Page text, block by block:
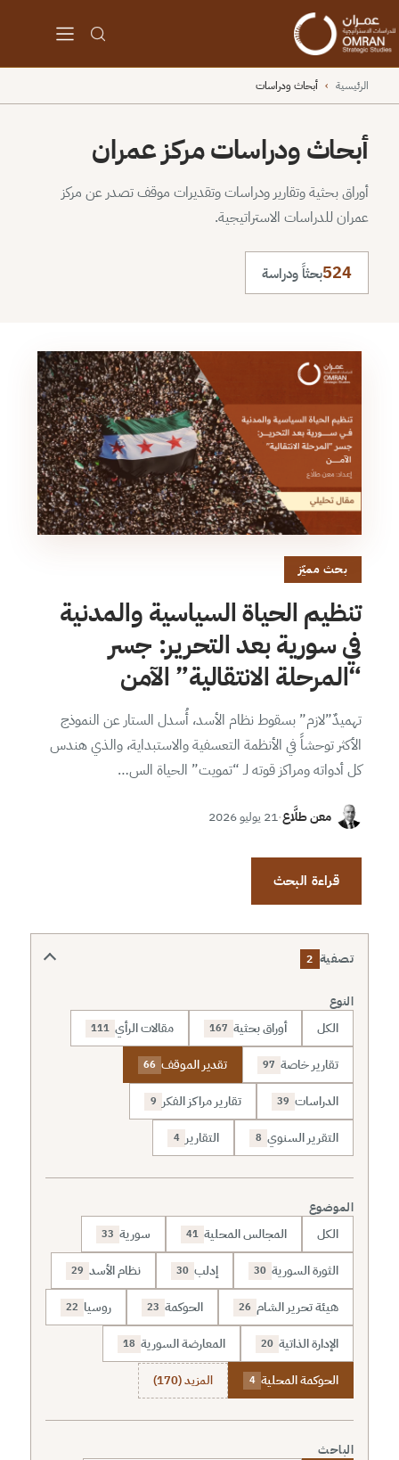
الرئيسية › أبحاث ودراسات
أبحاث ودراسات مركز عمران
أوراق بحثية وتقارير ودراسات وتقديرات موقف تصدر عن مركز
عمران للدراسات الاستراتيجية.
524بحثاً ودراسة
بحث مميّز
تنظيم الحياة السياسية والمدنية
في سورية بعد التحرير: جسر
“المرحلة الانتقالية” الآمن
تهميدٌ”لازم” بسقوط نظام الأسد، أُسدل الستار عن النموذج
الأكثر توحشاً في الأنظمة التعسفية والاستبداية، والذي هندس
كل أدواته ومراكز قوته لـ “تمويت” الحياة الس…
معن طلَّاع·21 يوليو 2026
قراءة البحث
تصفية 2
النوع
الكل أوراق بحثية 167 مقالات الرأي 111
تقارير خاصة 97 تقدير الموقف 66
الدراسات 39 تقارير مراكز الفكر 9
التقرير السنوي 8 التقارير 4
الموضوع
الكل المجالس المحلية 41 سورية 33
الثورة السورية 30 إدلب 30 نظام الأسد 29
هيئة تحرير الشام 26 الحوكمة 23 روسيا 22
الإدارة الذاتية 20 المعارضة السورية 18
الحوكمة المحلية 4 المزيد (170)
الباحث